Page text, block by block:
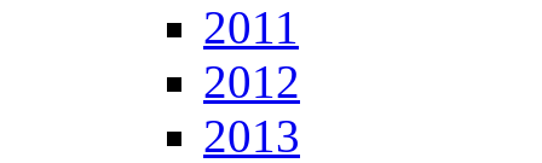
2011
2012
2013